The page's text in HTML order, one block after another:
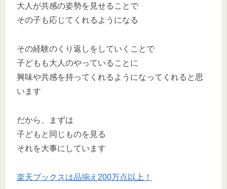
大人が共感の姿勢を見せることで
その子も応じてくれるようになる
その経験のくり返しをしていくことで
子どもも大人のやっていることに
興味や共感を持ってくれるようになってくれると思
います
だから、まずは
子どもと同じものを見る
それを大事にしています
楽天ブックスは品揃え200万点以上！